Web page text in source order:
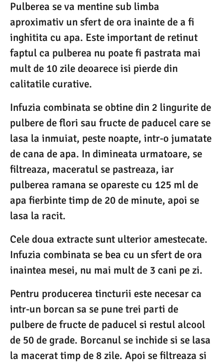
Pulberea se va mentine sub limba
aproximativ un sfert de ora inainte de a fi
inghitita cu apa. Este important de retinut
faptul ca pulberea nu poate fi pastrata mai
mult de 10 zile deoarece isi pierde din
calitatile curative.
Infuzia combinata se obtine din 2 lingurite de
pulbere de flori sau fructe de paducel care se
lasa la inmuiat, peste noapte, intr-o jumatate
de cana de apa. In dimineata urmatoare, se
filtreaza, maceratul se pastreaza, iar
pulberea ramana se opareste cu 125 ml de
apa fierbinte timp de 20 de minute, apoi se
lasa la racit.
Cele doua extracte sunt ulterior amestecate.
Infuzia combinata se bea cu un sfert de ora
inaintea mesei, nu mai mult de 3 cani pe zi.
Pentru producerea tincturii este necesar ca
intr-un borcan sa se pune trei parti de
pulbere de fructe de paducel si restul alcool
de 50 de grade. Borcanul se inchide si se lasa
la macerat timp de 8 zile. Apoi se filtreaza si